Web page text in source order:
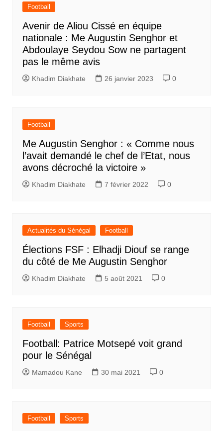
Football
Avenir de Aliou Cissé en équipe
nationale : Me Augustin Senghor et
Abdoulaye Seydou Sow ne partagent
pas le même avis
Khadim Diakhate 26 janvier 2023 0
Football
Me Augustin Senghor : « Comme nous
l’avait demandé le chef de l’Etat, nous
avons décroché la victoire »
Khadim Diakhate 7 février 2022 0
Actualités du Sénégal Football
Élections FSF : Elhadji Diouf se range
du côté de Me Augustin Senghor
Khadim Diakhate 5 août 2021 0
Football Sports
Football: Patrice Motsepé voit grand
pour le Sénégal
Mamadou Kane 30 mai 2021 0
Football Sports